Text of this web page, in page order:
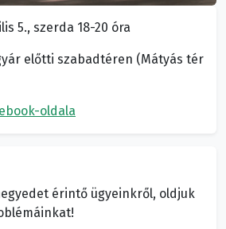
5., szerda 18-20 óra
előtti szabadtéren (Mátyás tér
oldala
érintő ügyeinkről, oldjuk